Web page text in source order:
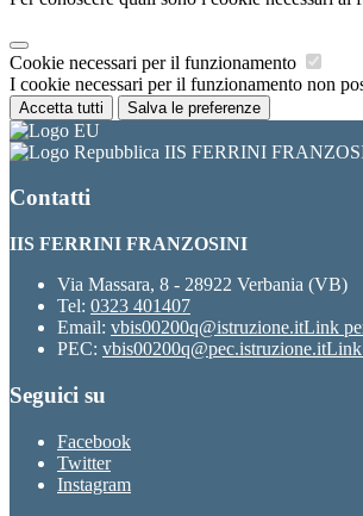
Cookie necessari per il funzionamento
I cookie necessari per il funzionamento non
Accetta tutti Salva le preferenze
IIS FERRINI
Contatti
IIS FERRINI FRANZOSINI
Via Massara, 8 - 28922 Verbania (VB)
Tel: 0323 401407
Email: vbis00200q@istruzione.itLink
PEC: vbis00200q@pec.istruzione.itLink
Seguici su
Facebook
Twitter
Instagram